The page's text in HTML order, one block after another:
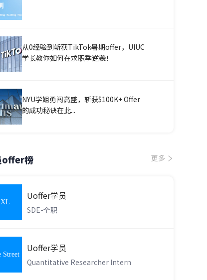
从0经验到斩获TikTok暑期offer，UIUC
学长教你如何在求职季逆袭！
NYU学姐勇闯高盛，斩获$100K+ Offer
的成功秘诀在此...
offer榜 更多
Uoffer学员
SDE-全职
Street
Uoffer学员
Quantitative Researcher Intern